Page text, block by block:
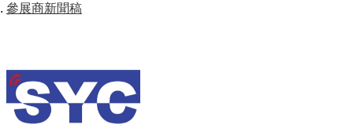
參展商新聞稿